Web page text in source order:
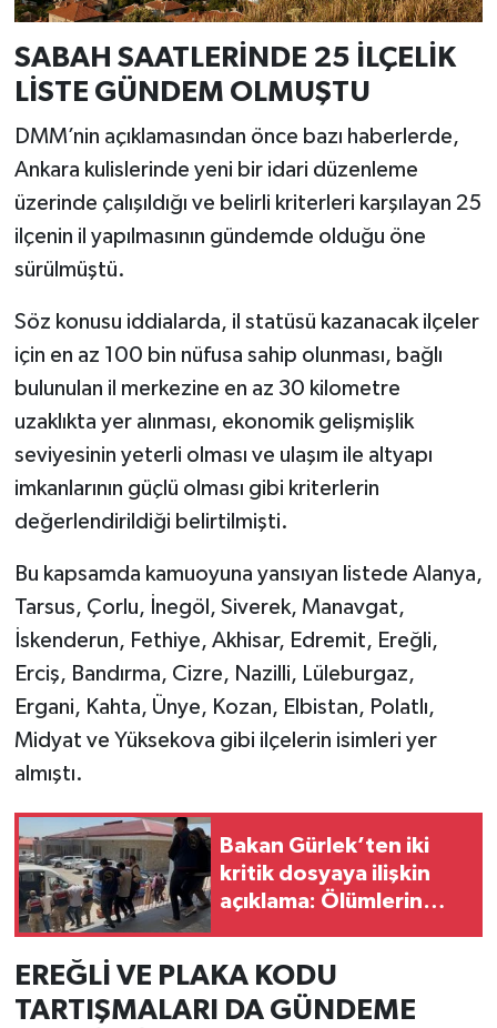
SABAH SAATLERİNDE 25 İLÇELİK
LİSTE GÜNDEM OLMUŞTU
DMM’nin açıklamasından önce bazı haberlerde,
Ankara kulislerinde yeni bir idari düzenleme
üzerinde çalışıldığı ve belirli kriterleri karşılayan 25
ilçenin il yapılmasının gündemde olduğu öne
sürülmüştü.
Söz konusu iddialarda, il statüsü kazanacak ilçeler
için en az 100 bin nüfusa sahip olunması, bağlı
bulunulan il merkezine en az 30 kilometre
uzaklıkta yer alınması, ekonomik gelişmişlik
seviyesinin yeterli olması ve ulaşım ile altyapı
imkanlarının güçlü olması gibi kriterlerin
değerlendirildiği belirtilmişti.
Bu kapsamda kamuoyuna yansıyan listede Alanya,
Tarsus, Çorlu, İnegöl, Siverek, Manavgat,
İskenderun, Fethiye, Akhisar, Edremit, Ereğli,
Erciş, Bandırma, Cizre, Nazilli, Lüleburgaz,
Ergani, Kahta, Ünye, Kozan, Elbistan, Polatlı,
Midyat ve Yüksekova gibi ilçelerin isimleri yer
almıştı.
Bakan Gürlek’ten iki
kritik dosyaya ilişkin
açıklama: Ölümlerin
EREĞLİ VE PLAKA KODU
TARTIŞMALARI DA GÜNDEME